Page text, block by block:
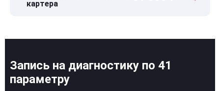
картера
Запись на диагностику по 41
параметру